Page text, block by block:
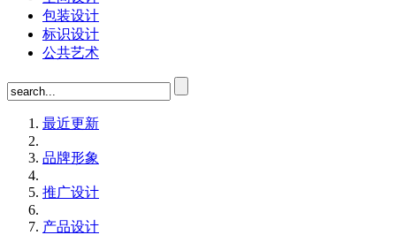
包装设计
标识设计
公共艺术
最近更新
品牌形象
推广设计
产品设计